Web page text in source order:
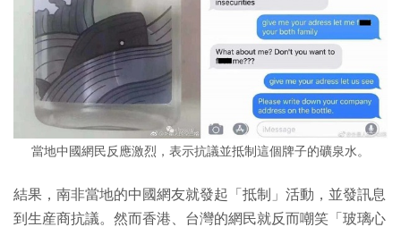
當地中國網民反應激烈，表示抗議並抵制這個牌子的礦泉水。
結果，南非當地的中國網友就發起「抵制」活動，並發訊息
到生産商抗議。然而香港、台灣的網民就反而嘲笑「玻璃心